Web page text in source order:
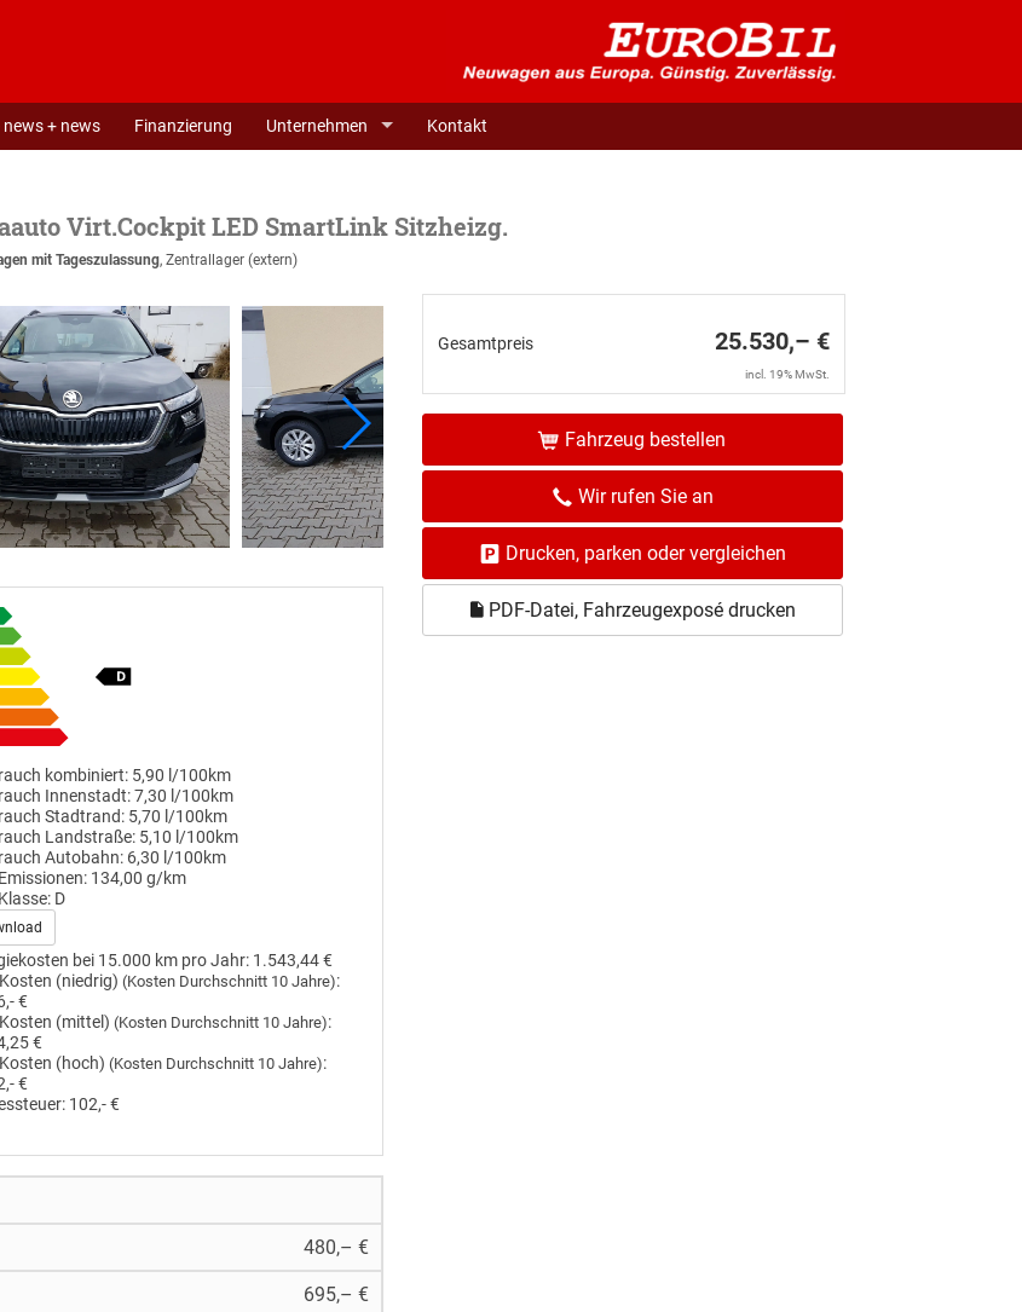
news + news Finanzierung Unternehmen Kontakt
Virt.Cockpit LED SmartLink Sitzheizg.
mit Tageszulassung, Zentrallager (extern)
Gesamtpreis 25.530,– €
incl. 19% MwSt.
Fahrzeug bestellen
Wir rufen Sie an
Drucken, parken oder vergleichen
PDF-Datei, Fahrzeugexposé drucken
kombiniert: 5,90 l/100km
Innenstadt:7,30 l/100km
Stadtrand: 5,70 l/100km
Landstraße: 5,10 l/100km
Autobahn: 6,30 l/100km
134,00 g/km
D
bei 15.000 km pro Jahr: 1.543,44 €
(niedrig)(Kosten Durchschnitt 10 Jahre):
€
(mittel)(Kosten Durchschnitt 10 Jahre):
€
(hoch)(Kosten Durchschnitt 10 Jahre):
€
102,- €
480,– €
695,– €